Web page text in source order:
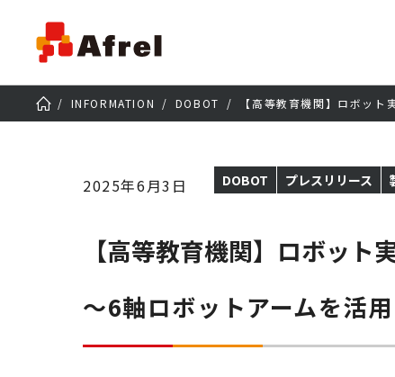
INFORMATION DOBOT 【高等教育機関】ロボッ
2025年6月3日 DOBOT プレスリリース
【高等教育機関】ロボッ
～6軸ロボットアームを活